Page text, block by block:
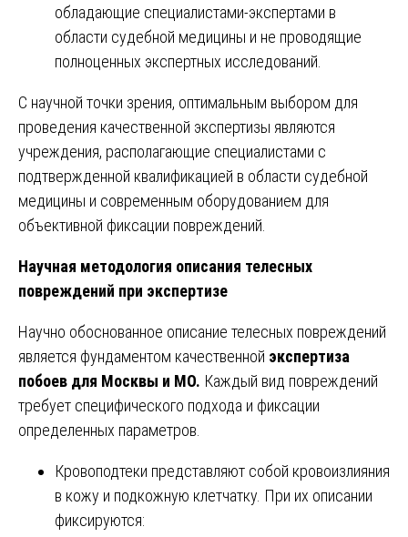
обладающие специалистами-экспертами в
области судебной медицины и не проводящие
полноценных экспертных исследований.
С научной точки зрения, оптимальным выбором для
проведения качественной экспертизы являются
учреждения, располагающие специалистами с
подтвержденной квалификацией в области судебной
медицины и современным оборудованием для
объективной фиксации повреждений.
Научная методология описания телесных
повреждений при экспертизе
Научно обоснованное описание телесных повреждений
является фундаментом качественной экспертиза
побоев для Москвы и МО. Каждый вид повреждений
требует специфического подхода и фиксации
определенных параметров.
Кровоподтеки представляют собой кровоизлияния
в кожу и подкожную клетчатку. При их описании
фиксируются: